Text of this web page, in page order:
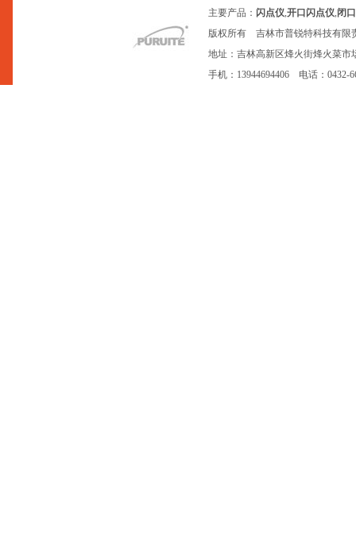
主要产品： 闪点仪,开口闪点仪,闭
版权所有 吉林市普锐特科技有
地址：吉林高新区烽火街烽火菜
手机：13944694406 电话：0432-